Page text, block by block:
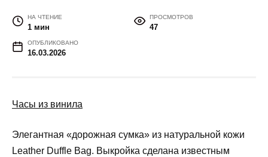
НА ЧТЕНИЕ
1 мин
ПРОСМОТРОВ
47
ОПУБЛИКОВАНО
16.03.2026
Часы из винила
Элегантная «дорожная сумка» из натуральной кожи
Leather Duffle Bag. Выкройка сделана известным